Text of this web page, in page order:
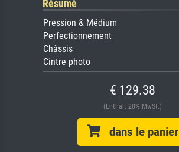
Résumé
Pression & Médium
Perfectionnement
Châssis
Cintre photo
€ 129.38
(Enthält 20% MwSt.)
dans le panier